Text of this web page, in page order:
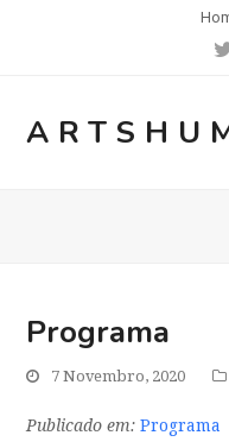
Programa
7 Novembro, 2020
Publicado em: Programa